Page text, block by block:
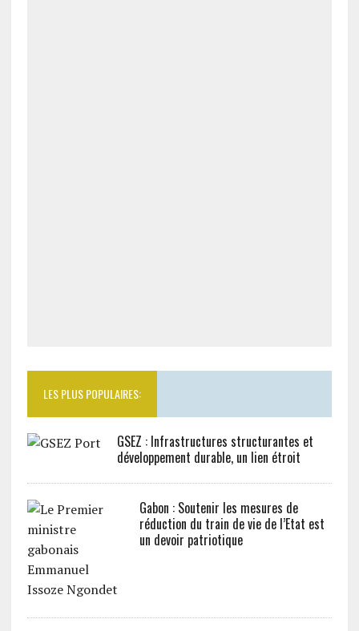
LES PLUS POPULAIRES:
GSEZ : Infrastructures structurantes et
développement durable, un lien étroit
Gabon : Soutenir les mesures de
réduction du train de vie de l’Etat est
un devoir patriotique